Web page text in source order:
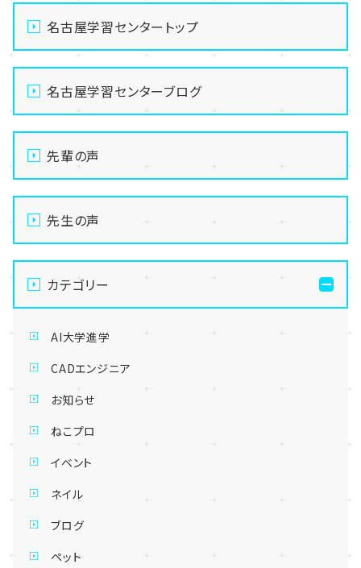
名古屋学習センタートップ
名古屋学習センターブログ
先輩の声
先生の声
カテゴリー
AI大学進学
CADエンジニア
お知らせ
ねこプロ
イベント
ネイル
ブログ
ペット